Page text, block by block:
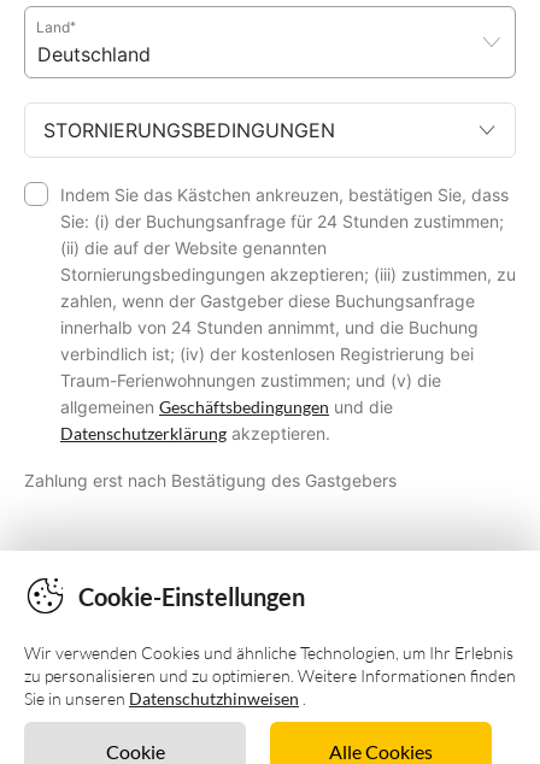
Land*
STORNIERUNGSBEDINGUNGEN
Indem Sie das Kästchen ankreuzen, bestätigen Sie, dass
Sie: (i) der Buchungsanfrage für 24 Stunden zustimmen;
(ii) die auf der Website genannten
Stornierungsbedingungen akzeptieren; (iii) zustimmen, zu
zahlen, wenn der Gastgeber diese Buchungsanfrage
innerhalb von 24 Stunden annimmt, und die Buchung
verbindlich ist; (iv) der kostenlosen Registrierung bei
Traum-Ferienwohnungen zustimmen; und (v) die
allgemeinen Geschäftsbedingungen und die
Datenschutzerklärung akzeptieren.
Zahlung erst nach Bestätigung des Gastgebers
Impressum
Cookie-Einstellungen
Wir verwenden Cookies und ähnliche Technologien, um Ihr Erlebnis
zu personalisieren und zu optimieren. Weitere Informationen finden
Sie in unseren Datenschutzhinweisen
Cookie
Alle Cookies